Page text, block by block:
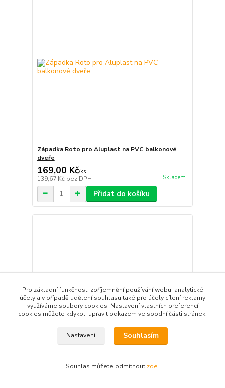
Západka Roto pro Aluplast na PVC balkonové
dveře
169,00 Kč/ks
139,67 Kč bez DPH Skladem
Přidat do košíku
Pro základní funkčnost, zpříjemnění používání webu, analytické
účely a v případě udělení souhlasu také pro účely cílení reklamy
využíváme soubory cookies. Nastavení vlastních preferencí
cookies můžete kdykoli upravit odkazem ve spodní části stránek.
Nastavení Souhlasím
Souhlas můžete odmítnout zde.